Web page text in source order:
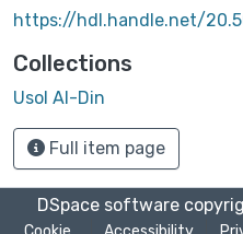
https://hdl.handle.net/
Collections
Usol Al-Din
Full item page
DSpace software